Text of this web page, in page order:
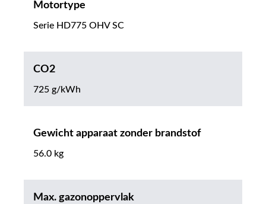
Motortype
Serie HD775 OHV SC
CO2
725 g/kWh
Gewicht apparaat zonder brandstof
56.0 kg
Max. gazonoppervlak